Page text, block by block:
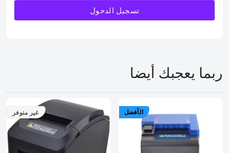
تسجيل الدخول
ربما يعجبك أيضا
غير متوفر الأفضل